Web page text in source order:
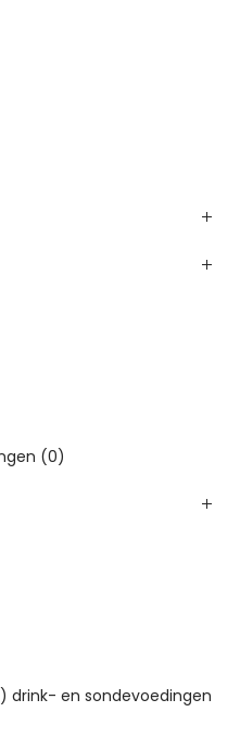
(0)
drink- en sondevoedingen